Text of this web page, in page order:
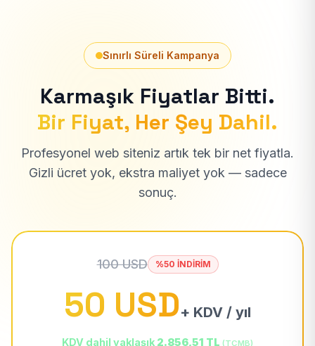
Sınırlı Süreli Kampanya
Karmaşık Fiyatlar Bitti.
Bir Fiyat, Her Şey Dahil.
Profesyonel web siteniz artık tek bir net fiyatla.
Gizli ücret yok, ekstra maliyet yok — sadece
sonuç.
100 USD %50 İNDİRİM
50 USD+ KDV / yıl
KDV dahil yaklaşık 2.856,51 TL (TCMB)